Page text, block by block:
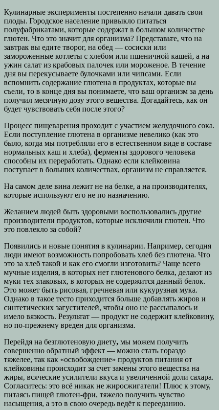
Кулинарные эксперименты постепенно начали давать свои
плоды. Городское население привыкло питаться
полуфабрикатами, которые содержат в большом количестве
глютен. Что это значит для организма? Представьте, что на
завтрак вы едите творог, на обед — сосиски или
замороженные котлеты с хлебом или пшеничной кашей, а на
ужин салат из крабовых палочек или мороженое. В течение
дня вы перекусываете булочками или чипсами. Если
вспомнить содержание глютена в продуктах, которые вы
съели, то в конце дня вы понимаете, что ваш организм за день
получил месячную дозу этого вещества. Догадайтесь, как он
будет чувствовать себя после этого?
Процесс пищеварения проходит с участием желудочного сока.
Если поступление глютена в организме невелико (как это
было, когда мы потребляли его в естественном виде в составе
нормальных каш и хлеба), ферменты здорового человека
способны их переработать. Однако если клейковина
поступает в больших количествах, организм не справляется.
На самом деле вина лежит не на белке, а на производителях,
которые используют его не по назначению.
Желанием людей быть здоровыми воспользовались другие
производители продуктов, которые исключили глютен. Что
это повлекло за собой?
Появились и новые понятия в кулинарии. Например, сегодня
люди имеют возможность попробовать хлеб без глютена. Что
это за хлеб такой и как его смогли изготовить? Чаще всего
мучные изделия, в которых нет глютенового белка, делают из
муки тех злаковых, в которых не содержится данный белок.
Это может быть рисовая, гречневая или кукурузная мука.
Однако в такое тесто приходится больше добавлять жиров и
синтетических загустителей, чтобы оно не рассыпалось и
имело вязкость. Результат — продукт не содержит клейковину,
но по-прежнему вреден для организма.
Перейдя на безглютеновую диету, мы можем получить
совершенно обратный эффект — можно стать гораздо
тяжелее, так как «освобождение» продуктов питания от
клейковины происходит за счет замены этого вещества на
жиры, всяческие усилители вкуса и увеличенной доли сахара.
Согласитесь: это всё никак не жиросжигатели! Плюс к этому,
питаясь пищей глютен-фри, тяжело получить чувство
насыщения, а это в свою очередь ведёт к перееданию.